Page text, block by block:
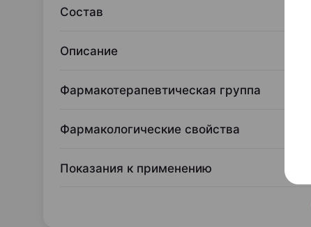
Состав
Описание
Фармакотерапевтическая группа
Фармакологические свойства
Показания к применению